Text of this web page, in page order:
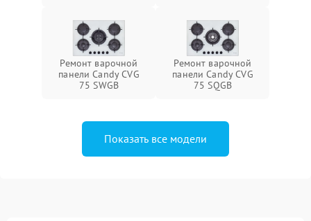
Ремонт варочной
панели Candy CVG
75 SWGB
Ремонт варочной
панели Candy CVG
75 SQGB
Показать все модели